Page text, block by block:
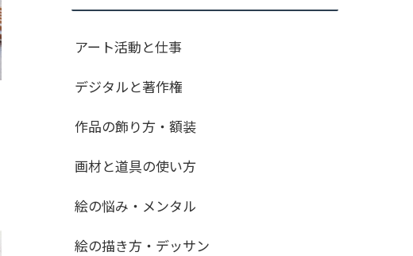
アート活動と仕事
デジタルと著作権
作品の飾り方・額装
画材と道具の使い方
絵の悩み・メンタル
絵の描き方・デッサン